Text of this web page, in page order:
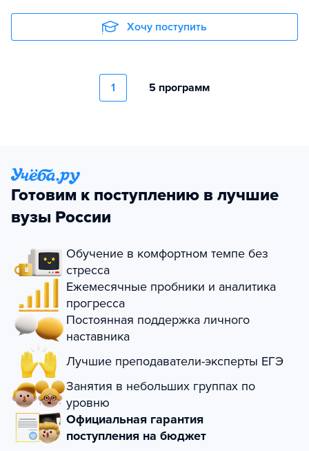
Хочу поступить
1 5 программ
Готовим к поступлению в лучшие
вузы России
Обучение в комфортном темпе без
стресса
Ежемесячные пробники и аналитика
прогресса
Постоянная поддержка личного
наставника
Лучшие преподаватели-эксперты ЕГЭ
Занятия в небольших группах по
уровню
Официальная гарантия
поступления на бюджет